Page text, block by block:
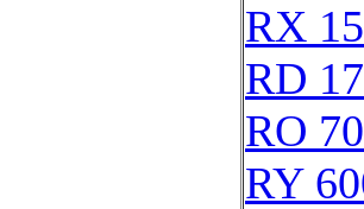
RX
RD
RO
RY